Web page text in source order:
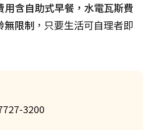
用含自助式早餐，水電瓦斯費
無限制 ，只要生活可自理者即
3200